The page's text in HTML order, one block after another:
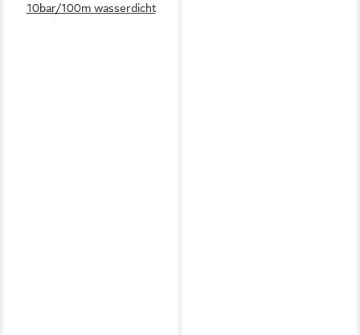
10bar/100m wasserdicht